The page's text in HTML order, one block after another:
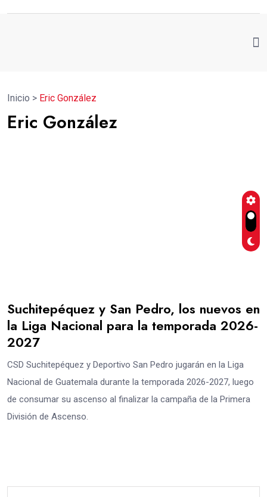
Inicio > Eric González
Eric González
Suchitepéquez y San Pedro, los nuevos en
la Liga Nacional para la temporada 2026-
2027
CSD Suchitepéquez y Deportivo San Pedro jugarán en la Liga
Nacional de Guatemala durante la temporada 2026-2027, luego
de consumar su ascenso al finalizar la campaña de la Primera
División de Ascenso.